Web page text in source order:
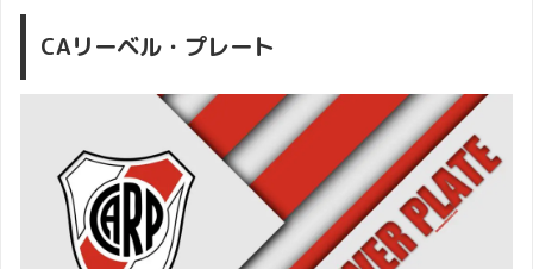
CAリーベル・プレート